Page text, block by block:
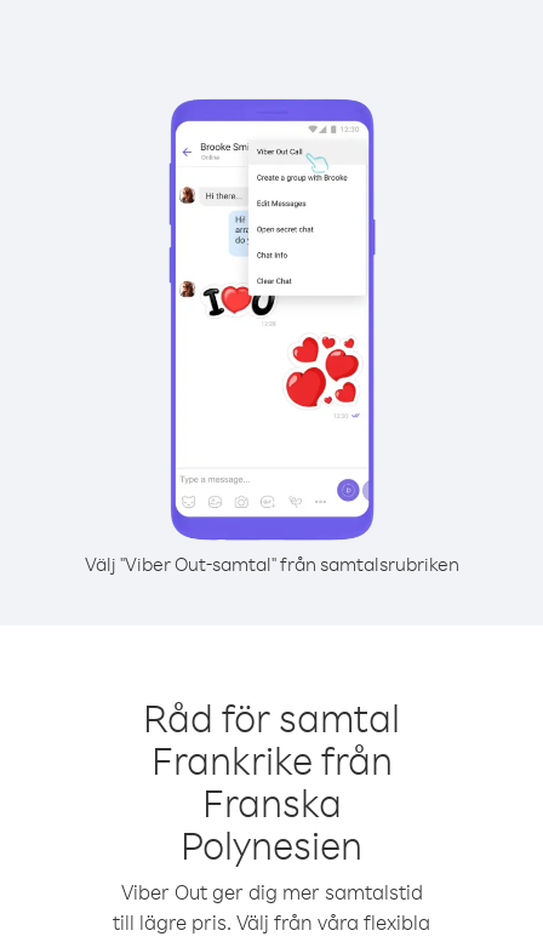
Välj "Viber Out-samtal" från samtalsrubriken
Råd för samtal
Frankrike från
Franska
Polynesien
Viber Out ger dig mer samtalstid
till lägre pris. Välj från våra flexibla